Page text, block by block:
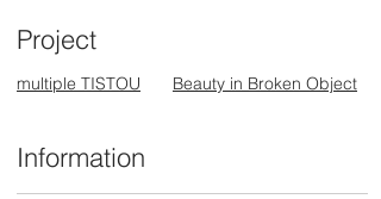
Project
multiple TISTOU Beauty in Broken Object
Information